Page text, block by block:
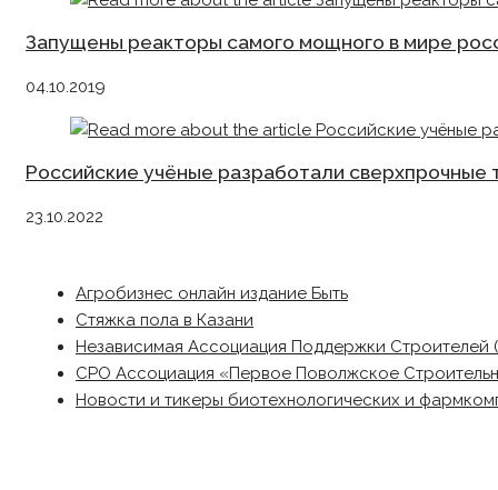
Запущены реакторы самого мощного в мире
04.10.2019
Российские учёные разработали
23.10.2022
Агробизнес онлайн издание Быть
Стяжка пола в Казани
Независимая Ассоциация Поддержки Строителей
СРО Ассоциация «Первое Поволжское
Новости и тикеры биотехнологических и